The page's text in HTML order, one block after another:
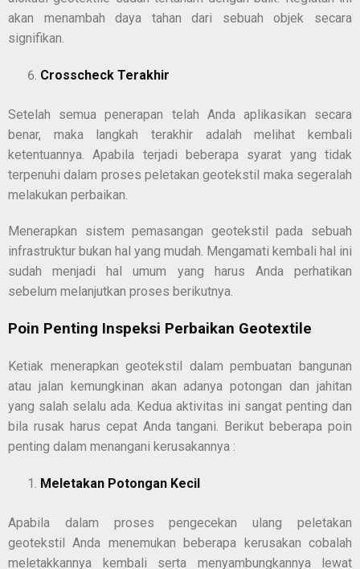
akan menambah daya tahan dari sebuah objek secara
signifikan.
Crosscheck Terakhir
Setelah semua penerapan telah Anda aplikasikan secara
benar, maka langkah terakhir adalah melihat kembali
ketentuannya. Apabila terjadi beberapa syarat yang tidak
terpenuhi dalam proses peletakan geotekstil maka segeralah
melakukan perbaikan.
Menerapkan sistem pemasangan geotekstil pada sebuah
infrastruktur bukan hal yang mudah. Mengamati kembali hal ini
sudah menjadi hal umum yang harus Anda perhatikan
sebelum melanjutkan proses berikutnya.
Poin Penting Inspeksi Perbaikan Geotextile
Ketiak menerapkan geotekstil dalam pembuatan bangunan
atau jalan kemungkinan akan adanya potongan dan jahitan
yang salah selalu ada. Kedua aktivitas ini sangat penting dan
bila rusak harus cepat Anda tangani. Berikut beberapa poin
penting dalam menangani kerusakannya :
Meletakan Potongan Kecil
Apabila dalam proses pengecekan ulang peletakan
geotekstil Anda menemukan beberapa kerusakan cobalah
meletakkannya kembali serta menyambungkannya lewat